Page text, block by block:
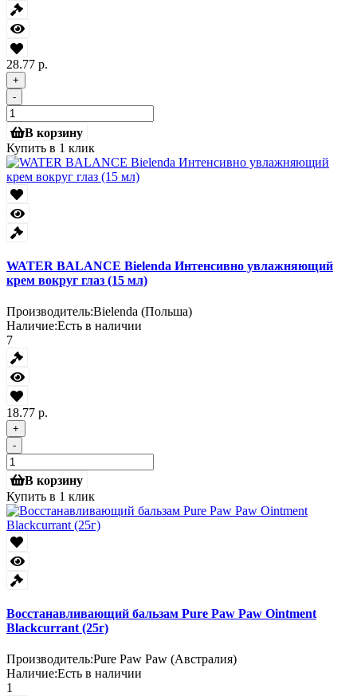
28.77 р.
+
-
В корзину
Купить в 1 клик
WATER BALANCE Bielenda Интенсивно увлажняющий
крем вокруг глаз (15 мл)
Производитель:Bielenda (Польша)
Наличие:Есть в наличии
7
18.77 р.
+
-
В корзину
Купить в 1 клик
Восстанавливающий бальзам Pure Paw Paw Ointment
Blackcurrant (25г)
Производитель:Pure Paw Paw (Австралия)
Наличие:Есть в наличии
1